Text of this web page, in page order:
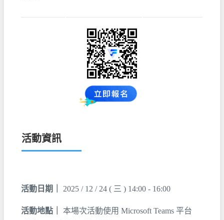
活動資訊
活動日期｜ 2025 / 12 / 24 ( 三 ) 14:00 - 16:00
活動地點｜本場次活動使用 Microsoft Teams 平台